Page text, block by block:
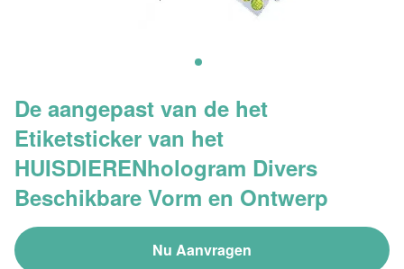
De aangepast van de het
Etiketsticker van het
HUISDIERENhologram Divers
Beschikbare Vorm en Ontwerp
Nu Aanvragen